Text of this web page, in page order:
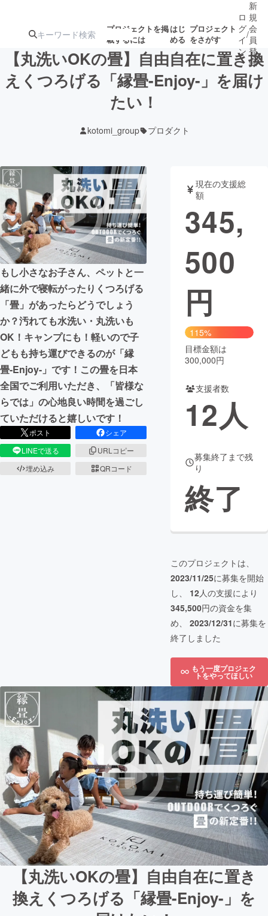
プロジェクトを掲
載するには
はじ
める
プロジェクト
をさがす
注目の新着プロ 募集終了が近いプ
テクノロジー・ガジェット
映像・映画 書籍・雑誌
ビジネス・起業 チャレンジ
まちづくり・地域活性化
CAMPFIRE for Social Good
CAMPFIRE Creation
CAMPFIREふるさと納税
コミュニティ
ロ
グ
イ
ン
/
新
規
会
員
登
録
【丸洗いOKの畳】自由自在に置き換
えくつろげる「縁畳-Enjoy-」を届け
たい！
kotomi_group プロダクト
もし小さなお子さん、ペットと一
緒に外で寝転がったりくつろげる
「畳」があったらどうでしょう
か？汚れても水洗い・丸洗いも
OK！キャンプにも！軽いので子
どもも持ち運びできるのが「縁
畳-Enjoy-」です！この畳を日本
全国でご利用いただき、「皆様な
らでは」の心地良い時間を過ごし
ていただけると嬉しいです！
ポスト
シェア
LINEで送る
URLコピー
埋め込み
QRコード
現在の支援総
額
345,
500
円
115%
目標金額は
300,000円
支援者数
12人
募集終了まで残
り
終了
このプロジェクトは、
2023/11/25に募集を開始
し、 12人の支援により
345,500円の資金を集
め、 2023/12/31に募集を
終了しました
もう一度プロジェク
トをやってほしい
【丸洗いOKの畳】自由自在に置き
換えくつろげる「縁畳-Enjoy-」を